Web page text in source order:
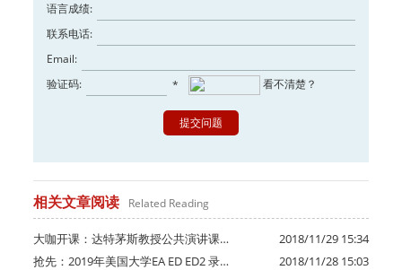
语言成绩:
联系电话:
Email:
验证码:
看不清楚？
*
相关文章阅读 Related Reading
2018/11/29 15:34
大咖开课：达特茅斯教授公共演讲课…
2018/11/28 15:03
抢先：2019年美国大学EA ED ED2 录…